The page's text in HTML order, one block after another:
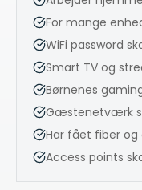
For mange
WiFi password
Smart TV og
Børnenes
Gæstenetværk
Har fået fiber
Access points